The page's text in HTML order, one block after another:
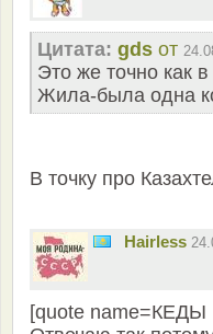
Цитата: gds от
Это же точно как
Жила-была одна
В точку про
Hairless
[quote name=КЕДЫ